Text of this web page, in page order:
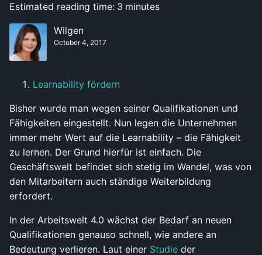
Estimated reading time: 3 minutes
Wilgen
October 4, 2017
Learnability fördern
Bisher wurde man wegen seiner Qualifikationen und
Fähigkeiten eingestellt. Nun legen die Unternehmen
immer mehr Wert auf die Learnability – die Fähigkeit
zu lernen. Der Grund hierfür ist einfach. Die
Geschäftswelt befindet sich stetig im Wandel, was von
den Mitarbeitern auch ständige Weiterbildung
erfordert.
In der Arbeitswelt 4.0 wächst der Bedarf an neuen
Qualifikationen genauso schnell, wie andere an
Bedeutung verlieren. Laut einer Studie der